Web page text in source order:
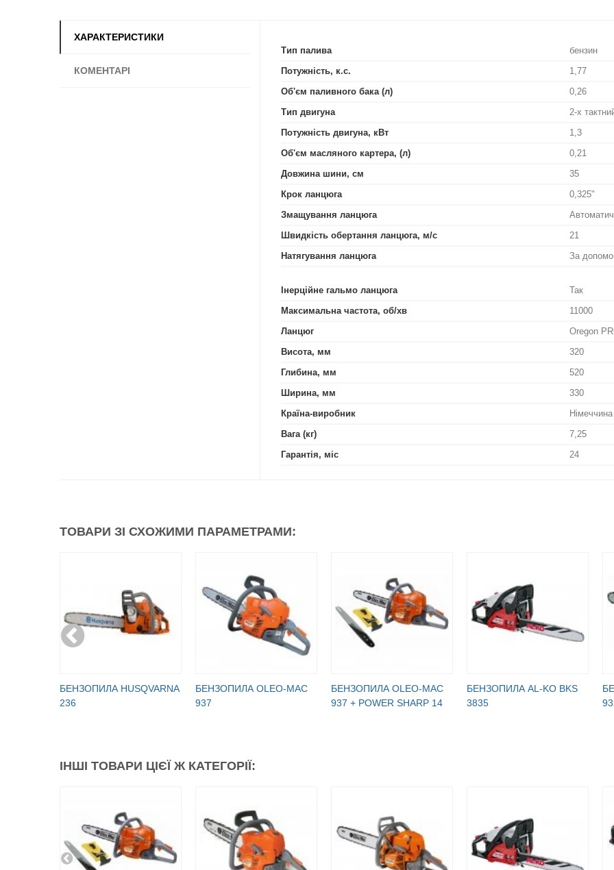
ХАРАКТЕРИСТИКИ
КОМЕНТАРІ
Тип палива
бензин
Потужність, к.с.
1,77
Об'єм паливного бака (л)
0,26
Тип двигуна
2-х
Потужність двигуна, кВт
1,3
Об'єм масляного картера, (л)
0,21
Довжина шини, см
35
Крок ланцюга
0,325"
Змащування ланцюга
Швидкість обертання ланцюга, м/с
21
Натягування ланцюга
За
Інерційне гальмо ланцюга
Так
Максимальна частота, об/хв
11000
Ланцюг
Oregon
Висота, мм
320
Глибина, мм
520
Ширина, мм
330
Країна-виробник
Німеччина
Вага (кг)
7,25
Гарантія, міс
24
ТОВАРИ ЗІ СХОЖИМИ ПАРАМЕТРАМИ:
БЕНЗОПИЛА HUSQVARNA
236
БЕНЗОПИЛА OLEO-МАC
937
БЕНЗОПИЛА OLEO-МАC
937 + POWER SHARP 14
БЕНЗОПИЛА AL-KO BKS
3835
ІНШІ ТОВАРИ ЦІЄЇ Ж КАТЕГОРІЇ: